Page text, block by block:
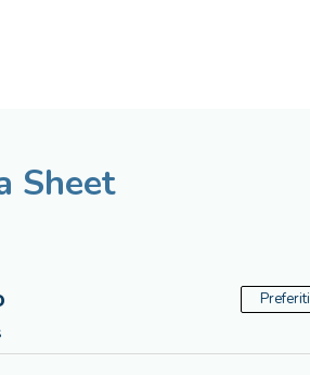
Sheet
Preferiti